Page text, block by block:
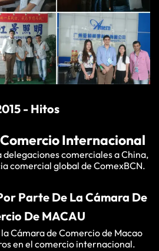
- Hitos
Internacional
delegaciones comerciales a China,
comercial global de ComexBCN.
Parte De La Cámara De
De MACAU
Cámara de Comercio de Macao
en el comercio internacional.